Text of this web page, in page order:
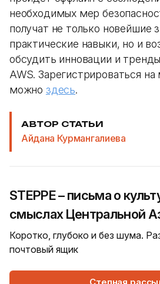
необходимых мер
получат не только новейшие
практические навыки, но и
обсудить инновации и
AWS. Зарегистрироваться
можно здесь.
АВТОР СТАТЬИ
Айдана Курмангалиева
STEPPE – письма о
смыслах Центральной
Коротко, глубоко и без шума.
почтовый ящик
Степная